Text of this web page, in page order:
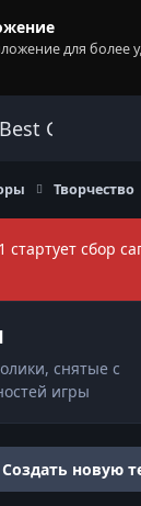
для более
Best Gothic
Творчество
стартует сбор
снятые с
игры
Создать новую